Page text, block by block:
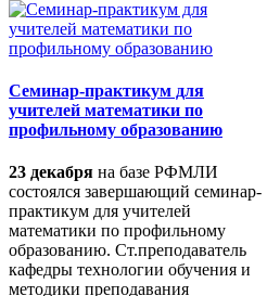
Семинар-практикум для
учителей математики по
профильному образованию
23 декабря на базе РФМЛИ
состоялся завершающий семинар-
практикум для учителей
математики по профильному
образованию. Ст.преподаватель
кафедры технологии обучения и
методики преподавания